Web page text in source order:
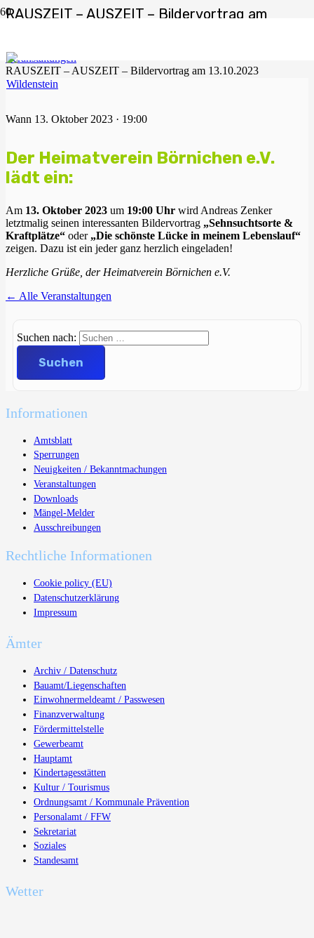
RAUSZEIT – AUSZEIT – Bildervortrag am
Veranstaltungen
RAUSZEIT – AUSZEIT – Bildervortrag am 13.10.2023
Wann 13. Oktober 2023 · 19:00
Der Heimatverein Börnichen e.V.
lädt ein:
Am 13. Oktober 2023 um 19:00 Uhr wird Andreas Zenker
letztmalig seinen interessanten Bildervortrag „Sehnsuchtsorte &
Kraftplätze“ oder „Die schönste Lücke in meinem Lebenslauf“
zeigen. Dazu ist ein jeder ganz herzlich eingeladen!
Herzliche Grüße, der Heimatverein Börnichen e.V.
← Alle Veranstaltungen
Suchen nach:
Informationen
Amtsblatt
Sperrungen
Neuigkeiten / Bekanntmachungen
Veranstaltungen
Downloads
Mängel-Melder
Ausschreibungen
Rechtliche Informationen
Cookie policy (EU)
Datenschutzerklärung
Impressum
Ämter
Archiv / Datenschutz
Bauamt/Liegenschaften
Einwohnermeldeamt / Passwesen
Finanzverwaltung
Fördermittelstelle
Gewerbeamt
Hauptamt
Kindertagesstätten
Kultur / Tourismus
Ordnungsamt / Kommunale Prävention
Personalamt / FFW
Sekretariat
Soziales
Standesamt
Wetter